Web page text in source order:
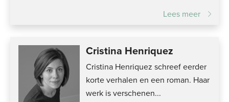
Lees meer
Cristina Henriquez
Cristina Henriquez schreef eerder
korte verhalen en een roman. Haar
werk is verschenen...